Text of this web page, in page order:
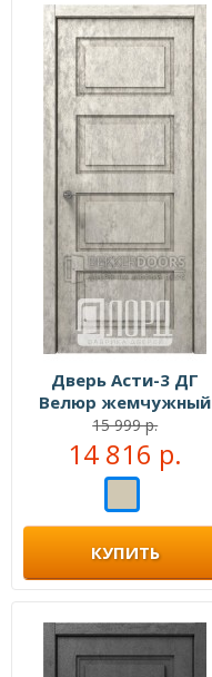
Дверь Асти-3 ДГ
Велюр жемчужный
15 999 р.
14 816 р.
КУПИТЬ